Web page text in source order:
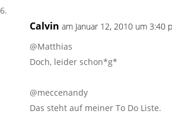
Calvin am Januar 12, 2010 um 3:40
@Matthias
Doch, leider schon*g*
@meccenandy
Das steht auf meiner To Do Liste.